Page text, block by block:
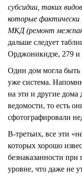
субсидии, таких
которые
МКД (ремонт
дальше следует
Орджоникидзе, 279 и
Один дом могла быть
уже система.
на эти и другие
ведомости, то есть
сфотографировали
В-третьих, все эти
которых хорошо
безнаказанности
уровне, что даже не